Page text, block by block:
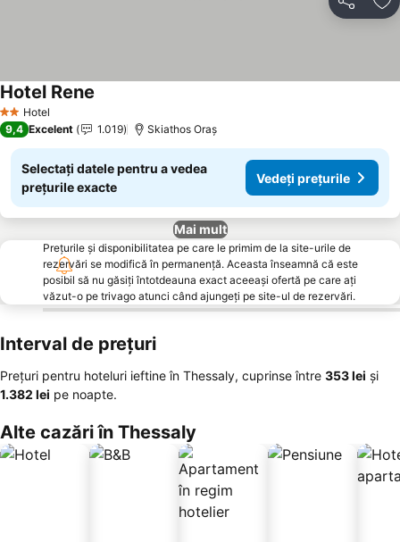
Distribuiți
2 SteleHotel
Hotel Rene
9,4 Excelent 1.019 Skiathos Oraș
Selectați datele pentru a vedea
prețurile exacte
Vedeți prețurile
Mai mult
Prețurile și disponibilitatea pe care le primim de la site-urile de
rezervări se modifică în permanență. Aceasta înseamnă că este
posibil să nu găsiți întotdeauna exact aceeași ofertă pe care ați
văzut-o pe trivago atunci când ajungeți pe site-ul de rezervări.
Interval de prețuri
Prețuri pentru hoteluri ieftine în Thessaly, cuprinse între ‎353 lei și
‎1.382 lei pe noapte.
Alte cazări în Thessaly